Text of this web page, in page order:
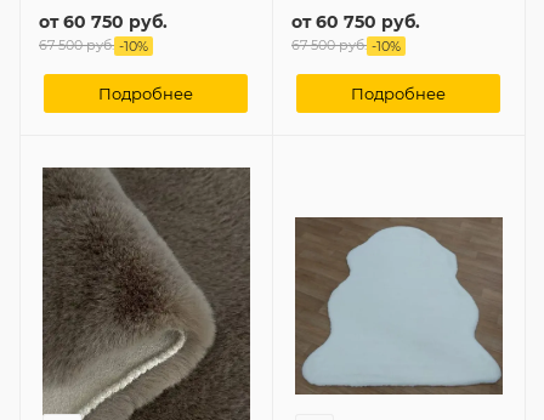
от60 750 руб.
67 500 руб. -10%
Подробнее
от60 750 руб.
67 500 руб. -10%
Подробнее